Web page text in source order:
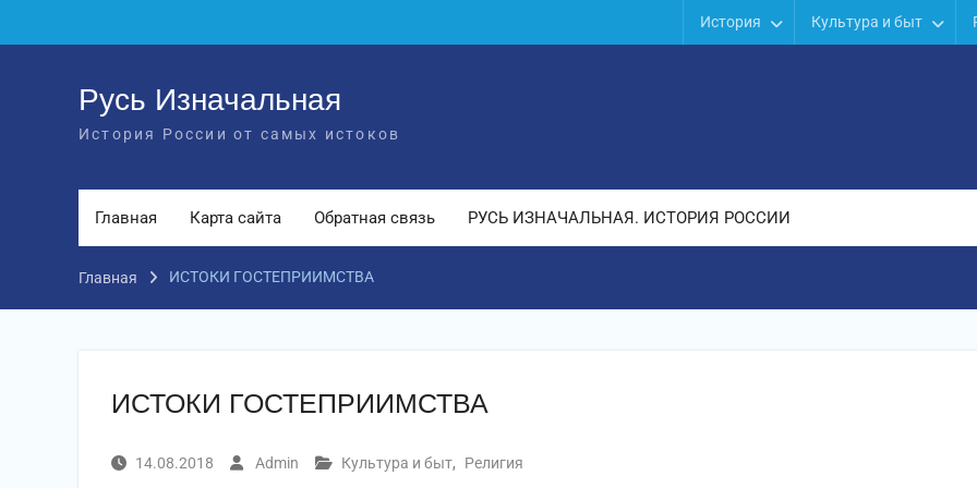
История Культура и быт
Русь Изначальная
История России от самых истоков
Главная Карта сайта Обратная связь РУСЬ ИЗНАЧАЛЬНАЯ. ИСТОРИЯ РОССИИ
Главная ИСТОКИ ГОСТЕПРИИМСТВА
ИСТОКИ ГОСТЕПРИИМСТВА
14.08.2018 Admin Культура и быт, Религия